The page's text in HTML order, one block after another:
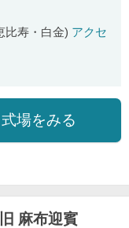
比寿・白金) アクセ
式場をみる
麻布迎賓